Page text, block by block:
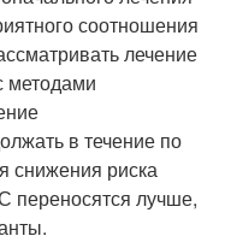
соотношения
лечение
методами
в течение по
снижения риска
переносятся лучше,